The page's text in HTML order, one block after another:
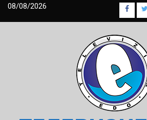
Skip08/08/2026